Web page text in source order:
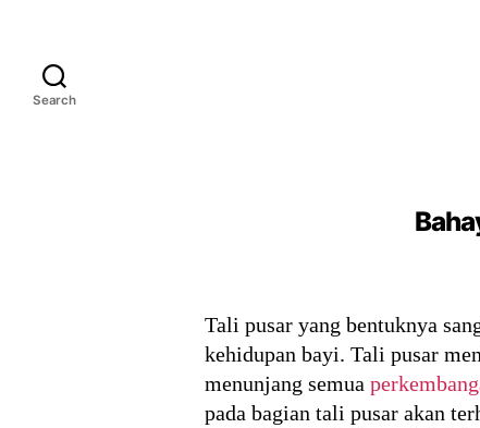
Search
Tali pusar yang bentuknya
kehidupan bayi. Tali pusar
menunjang semua
pada bagian tali pusar akan